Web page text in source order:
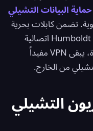
البيانات التشيلي
قوية. تضمن كابلات بحرية
متعددة مثل SAm-1 و SAC و Curie و Humboldt اتصالية
عالمية ممتازة. رغم حرية الإنترنت الجيدة، يبقى VPN مفيداً
من الخارج.
التشيلي